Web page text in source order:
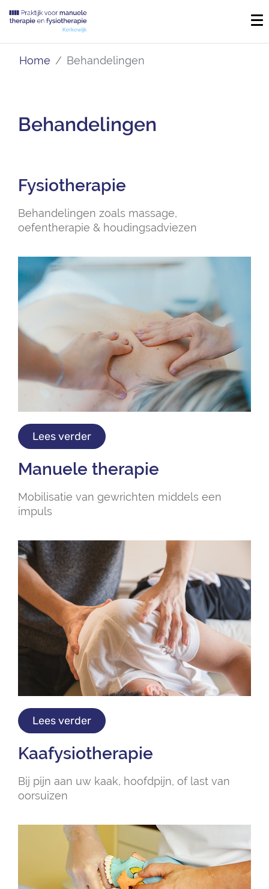
Home Behandelingen
Behandelingen
Fysiotherapie
Behandelingen zoals massage,
oefentherapie & houdingsadviezen
Lees verder
Manuele therapie
Mobilisatie van gewrichten middels een
impuls
Lees verder
Kaafysiotherapie
Bij pijn aan uw kaak, hoofdpijn, of last van
oorsuizen